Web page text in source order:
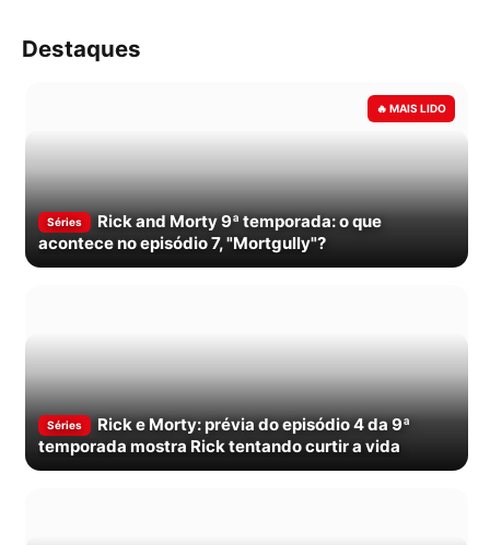
Destaques
Séries
Rick and Morty 9ª temporada: o que
acontece no episódio 7, "Mortgully"?
Séries
Rick e Morty: prévia do episódio 4 da 9ª
temporada mostra Rick tentando curtir a vida